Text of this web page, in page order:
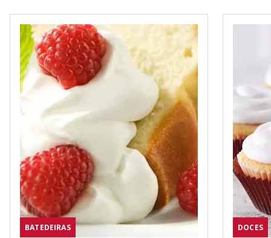
BATEDEIRAS DOCES